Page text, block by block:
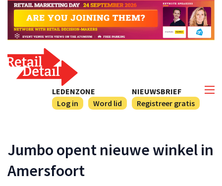
NIEUWSBRIEF
Registreer gratis
LEDENZONE
Log in
Word lid
Jumbo opent nieuwe winkel in
Amersfoort